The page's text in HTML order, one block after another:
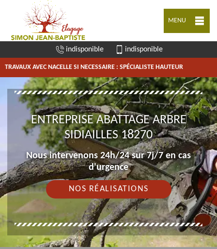
MENU
indisponible indisponible
TRAVAUX AVEC NACELLE SI NECESSAIRE : SPÉCIALISTE HAUTEUR
ENTREPRISE ABATTAGE ARBRE
SIDIAILLES 18270
Nous intervenons 24h/24 sur 7j/7 en cas
d'urgence
NOS RÉALISATIONS